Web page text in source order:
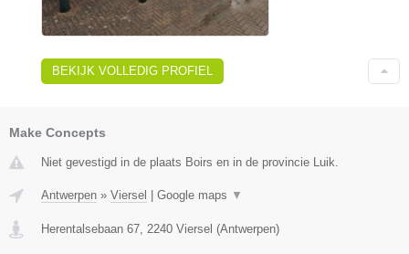
BEKIJK VOLLEDIG PROFIEL
Make Concepts
Niet gevestigd in de plaats Boirs en in de provincie Luik.
Antwerpen » Viersel | Google maps ▼
Herentalsebaan 67 2240 Viersel (Antwerpen)